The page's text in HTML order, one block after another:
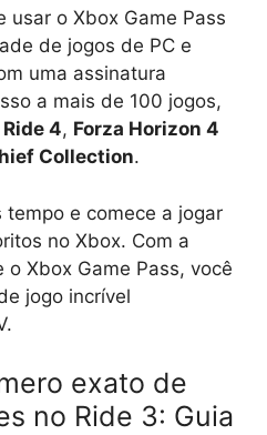
usar o Xbox Game Pass
de jogos de PC e
uma assinatura
a mais de 100 jogos,
Ride 4, Forza Horizon 4
Collection.
tempo e comece a jogar
no Xbox. Com a
Xbox Game Pass, você
jogo incrível
exato de
no Ride 3: Guia